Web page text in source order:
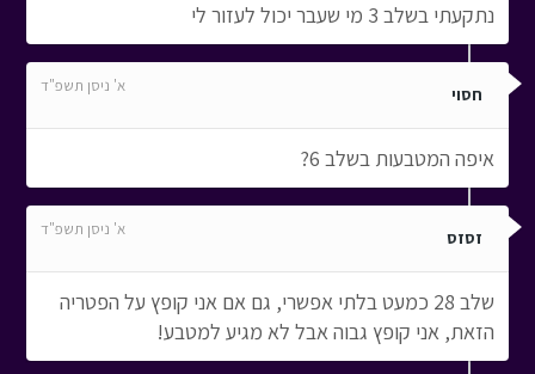
נתקעתי בשלב 3 מי שעבר יכול לעזור לי
חסוי א' ניסן תשפ"ד
איפה המטבעות בשלב 6?
זסזס א' ניסן תשפ"ד
שלב 28 כמעט בלתי אפשרי, גם אם אני קופץ על הפטריה
הזאת, אני קופץ גבוה אבל לא מגיע למטבע!